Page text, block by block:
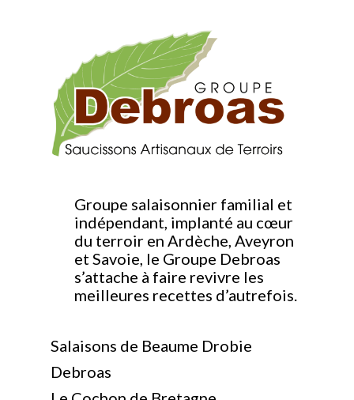
Groupe salaisonnier familial et
indépendant, implanté au cœur
du terroir en Ardèche, Aveyron
et Savoie, le Groupe Debroas
s’attache à faire revivre les
meilleures recettes d’autrefois.
Salaisons de Beaume Drobie
Debroas